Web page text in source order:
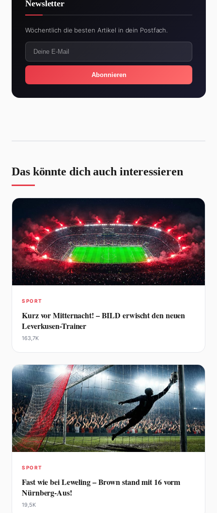
Newsletter
Wöchentlich die besten Artikel in dein Postfach.
Abonnieren
Das könnte dich auch interessieren
SPORT
Kurz vor Mitternacht! – BILD erwischt den neuen
Leverkusen-Trainer
163,7K
SPORT
Fast wie bei Leweling – Brown stand mit 16 vorm
Nürnberg-Aus!
19,5K